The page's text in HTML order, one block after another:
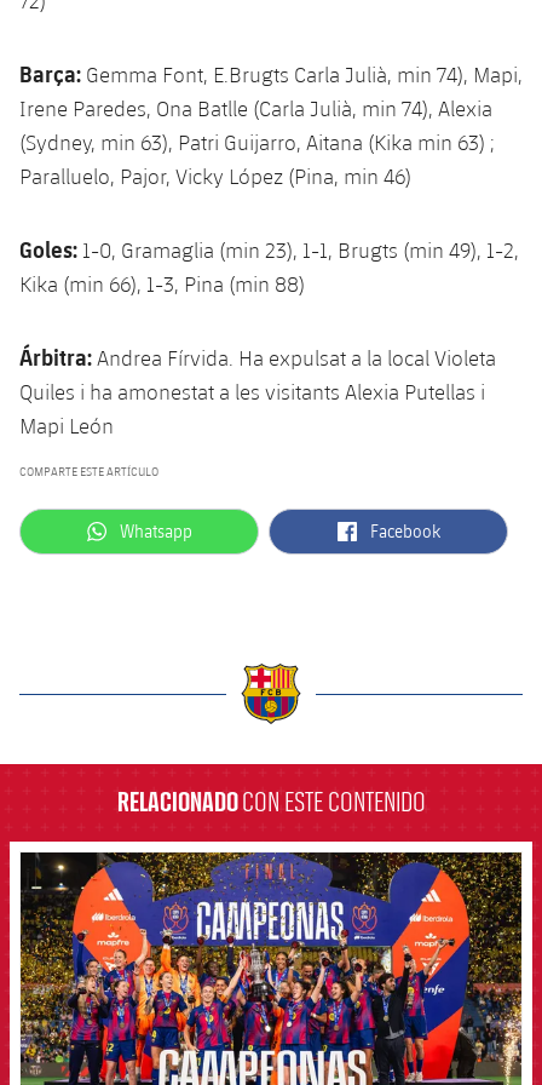
Barça: Gemma Font, E.Brugts Carla Julià, min 74), Mapi,
Irene Paredes, Ona Batlle (Carla Julià, min 74), Alexia
(Sydney, min 63), Patri Guijarro, Aitana (Kika min 63) ;
Paralluelo, Pajor, Vicky López (Pina, min 46)
Goles: 1-0, Gramaglia (min 23), 1-1, Brugts (min 49), 1-2,
Kika (min 66), 1-3, Pina (min 88)
Árbitra: Andrea Fírvida. Ha expulsat a la local Violeta
Quiles i ha amonestat a les visitants Alexia Putellas i
Mapi León
COMPARTE ESTE ARTÍCULO
label.aria.whatsapp
Whatsapp label.aria.facebook
Facebook
RELACIONADOCON ESTE CONTENIDO
FCB Barcelona badge